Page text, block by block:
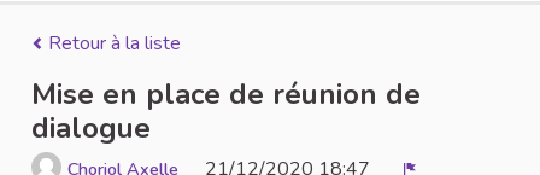
Retour à la liste
Mise en place de réunion de
dialogue
Choriol Axelle 21/12/2020 18:47